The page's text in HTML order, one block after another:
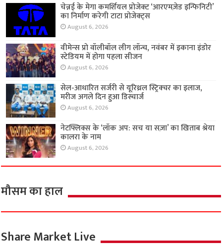
चेन्नई के मेगा कमर्शियल प्रोजेक्ट ‘आरएमज़ेड इन्फिनिटी’
का निर्माण करेगी टाटा प्रोजेक्ट्स
August 6, 2026
वीमेन्स प्रो वॉलीबॉल लीग लॉन्च, नवंबर में इकाना इंडोर
स्टेडियम में होगा पहला सीजन
August 6, 2026
सेल-आधारित सर्जरी से यूरिथ्रल स्ट्रिक्चर का इलाज,
मरीज अगले दिन हुआ डिस्चार्ज
August 6, 2026
नेटफ्लिक्स के ‘लॉक अप: सच या सज़ा’ का खिताब श्रेया
कालरा के नाम
August 6, 2026
मौसम का हाल
Share Market Live